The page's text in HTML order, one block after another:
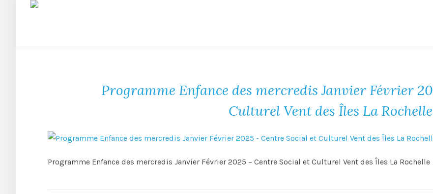
Programme Enfance des mercredis Janvier Février
Culturel Vent des Îles La Rochelle
Programme Enfance des mercredis Janvier Février 2025 – Centre Social et Culturel Vent des Îles La Rochelle